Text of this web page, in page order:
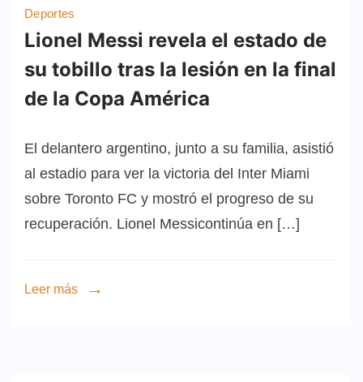
Deportes
Lionel Messi revela el estado de
su tobillo tras la lesión en la final
de la Copa América
El delantero argentino, junto a su familia, asistió
al estadio para ver la victoria del Inter Miami
sobre Toronto FC y mostró el progreso de su
recuperación. Lionel Messicontinúa en […]
Leer más